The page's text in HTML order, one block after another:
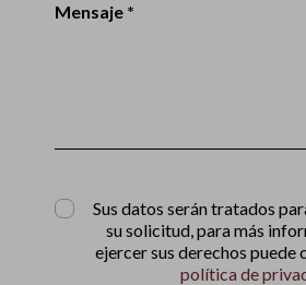
Mensaje *
Sus datos serán tratados
su solicitud, para más
ejercer sus derechos puede
política de